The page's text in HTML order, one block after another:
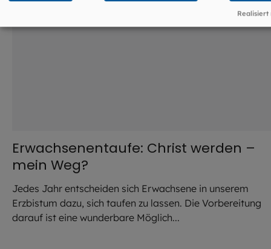
Erwachsenentaufe: Christ werden –
mein Weg?
Jedes Jahr entscheiden sich Erwachsene in unserem
Erzbistum dazu, sich taufen zu lassen. Die Vorbereitung
darauf ist eine wunderbare Möglich...
Realisiert